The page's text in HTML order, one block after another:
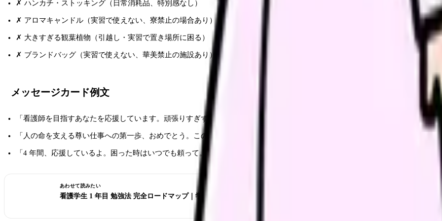
✗ ハンカチ・ストッキング（日常消耗品、特別感なし）
✗ アロマキャンドル（実習で使えない、寮禁止の場合あり）
✗ 大きすぎる観葉植物（引越し・実習で置き場所に困る）
✗ ブランドバッグ（実習で使えない、華美禁止の施設あり）
メッセージカード例文
「看護師を目指すあなたを応援しています。頑張りすぎず、時にはゆっくり休んでね。」
「人の命を支える尊い仕事への第一歩、おめでとう。このペン（聴診器）で多くの患者さんを救ってね。」
「4 年間、応援しているよ。困った時はいつでも頼って。」
あわせて読みたい
看護学生 1 年目 勉強法 完全ロードマップ｜学期別スケジュール【2026 年】